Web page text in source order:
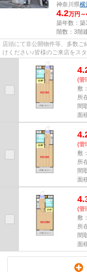
神奈川県横
4.2万円～
築年数：築
階数：3階
店頭にて非公開物件等、多数
けください♪皆様のご来店をス
(管
敷
所
間
面
(管
敷
所
間
面
(管
敷
所
間
面